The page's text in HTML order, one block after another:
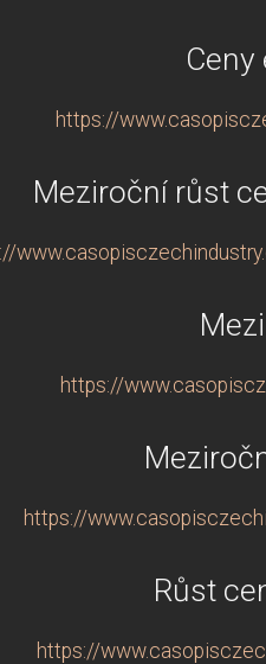
https://
Meziroční růst
https://
https://
Růst
https://